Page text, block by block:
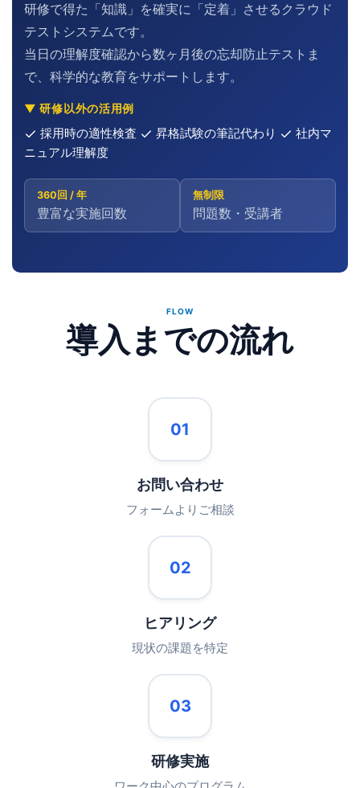
研修で得た「知識」を確実に「定着」させるクラウド
テストシステムです。
当日の理解度確認から数ヶ月後の忘却防止テストま
で、科学的な教育をサポートします。
▼ 研修以外の活用例
採用時の適性検査 昇格試験の筆記代わり
社内マ
ニュアル理解度
360回 / 年
豊富な実施回数
無制限
問題数・受講者
FLOW
導入までの流れ
01
お問い合わせ
フォームよりご相談
02
ヒアリング
現状の課題を特定
03
研修実施